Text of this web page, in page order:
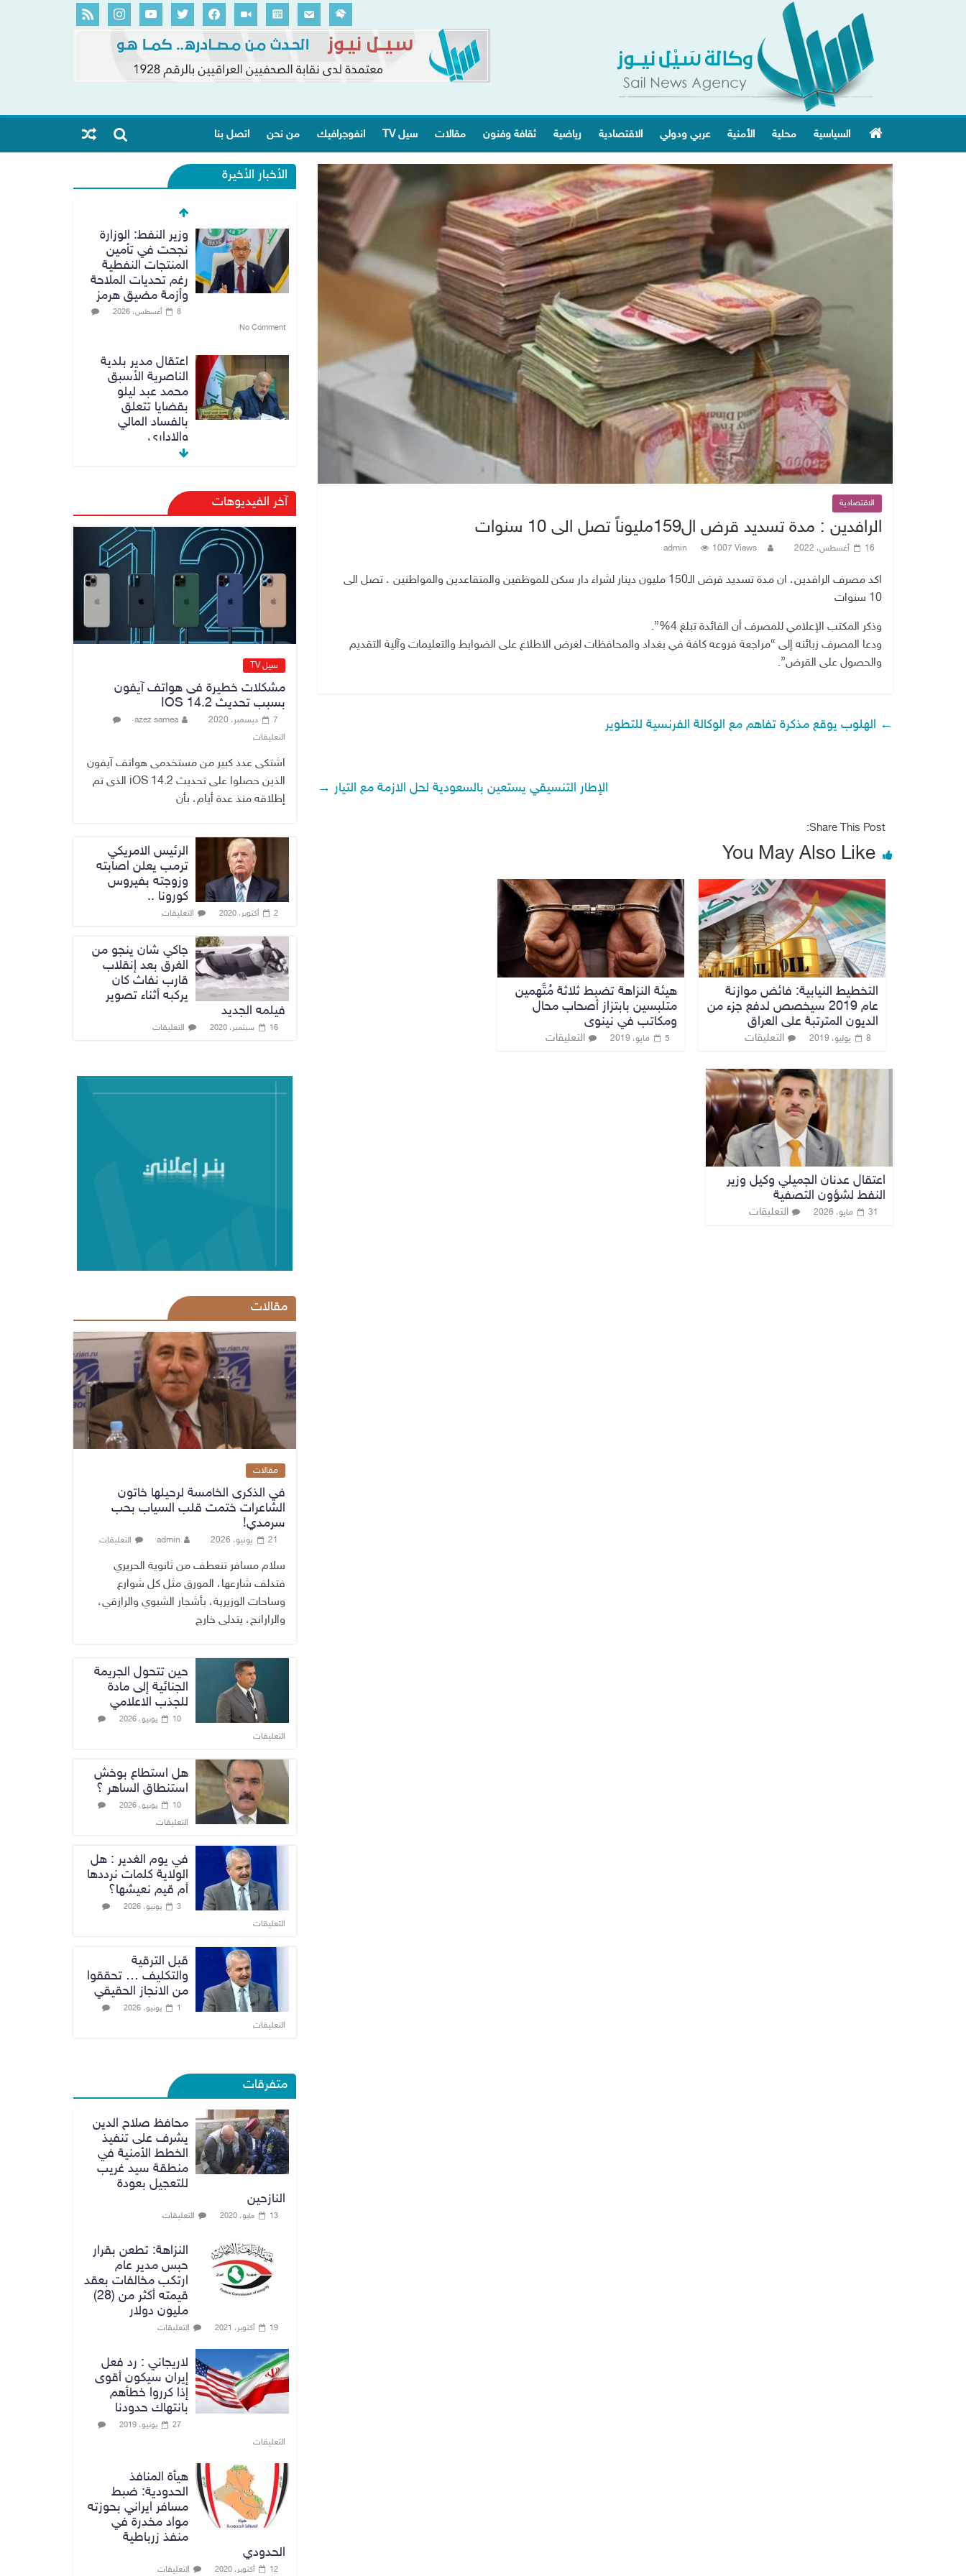
السياسية محلية الأمنية عربي ودولي الاقتصادية رياضية ثقافة وفنون مقالات سيل TV انفوجرافيك من نحن اتصل بنا
الاقتصادية
الرافدين : مدة تسديد قرض ال159مليوناً تصل الى 10 سنوات
16 أغسطس، 2022 admin 1007 Views
اكد مصرف الرافدين، ان مدة تسديد قرض الـ150 مليون دينار لشراء دار سكن للموظفين والمتقاعدين والمواطنين ، تصل الى
10 سنوات
وذكر المكتب الإعلامي للمصرف أن الفائدة تبلغ 4%”.
ودعا المصرف زبائنه إلى “مراجعة فروعه كافة في بغداد والمحافظات لغرض الاطلاع على الضوابط والتعليمات وآلية التقديم
والحصول على القرض”.
← الهلوب يوقع مذكرة تفاهم مع الوكالة الفرنسية للتطوير
الإطار التنسيقي يستعين بالسعودية لحل الازمة مع التيار →
Share This Post:
You May Also Like
التخطيط النيابية: فائض موازنة
عام 2019 سيخصص لدفع جزء من
الديون المترتبة على العراق
8 يوليو، 2019 التعليقات
هيئة النزاهة تضبط ثلاثة مُتَّهمين
متلبسين بابتزاز أصحاب محال
ومكاتب في نينوى
5 مايو، 2019 التعليقات
اعتقال عدنان الجميلي وكيل وزير
النفط لشؤون التصفية
31 مايو، 2026 التعليقات
الأخبار الأخيرة
وزير النفط: الوزارة
نجحت في تأمين
المنتجات النفطية
رغم تحديات الملاحة
وأزمة مضيق هرمز
8 أغسطس، 2026
No Comment
اعتقال مدير بلدية
الناصرية الأسبق
محمد عبد ليلو
بقضايا تتعلق
بالفساد المالي
والاداري
No Comment
النزاهة تنفي مداهمة
منزل شقيق رئيس
وزراء سابق في
الكاظمية
8 أغسطس، 2026
No Comment
رئيس حكومة إقليم
بارزاني ينفي ما يشاع
عن وجود عسكري
8 أغسطس، 2026 No Comment
الدخيل يتابع ميدانياً
الاستراتيجية
بالموصل ويشدد
على ضرورة إنجازها
آخر الفيديوهات
سيل TV
مشكلات خطيرة فى هواتف آيفون
بسبب تحديث IOS 14.2
7 ديسمبر، 2020
azez samea
التعليقات
اشتكى عدد كبير من مستخدمى هواتف آيفون
الذين حصلوا على تحديث iOS 14.2 الذى تم
إطلاقه منذ عدة أيام، بأن
الرئيس الامريكي
ترمب يعلن اصابته
وزوجته بفيروس
كورونا ..
2 أكتوبر، 2020 التعليقات
جاكي شان ينجو من
الغرق بعد إنقلاب
قارب نفاث كان
يركبه أثناء تصوير
فيلمه الجديد
16 سبتمبر، 2020 التعليقات
مقالات
مقالات
في الذكرى الخامسة لرحيلها خاتون
الشاعرات ختمت قلب السياب بحب
سرمدي!
21 يونيو، 2026 admin التعليقات
سلام مسافر تنعطف من ثانوية الحريري
فتدلف شارعها، المورق مثل كل شوارع
وساحات الوزيرية، بأشجار الشبوي والرازقي،
والرارانج، يتدلى خارج
حين تتحول الجريمة
الجنائية إلى مادة
للجذب الاعلامي
10 يونيو، 2026
التعليقات
هل استطاع بوخش
استنطاق الساهر ؟
10 يونيو، 2026
التعليقات
في يوم الغدير : هل
الولاية كلمات نرددها
أم قيم نعيشها؟
3 يونيو، 2026
التعليقات
قبل الترقية
والتكليف … تحققوا
من الانجاز الحقيقي
1 يونيو، 2026
التعليقات
متفرقات
محافظ صلاح الدين
يشرف على تنفيذ
الخطط الأمنية في
منطقة سيد غريب
للتعجيل بعودة
النازحين
13 مايو، 2020 التعليقات
النزاهة: تطعن بقرار
حبس مدير عام
ارتكب مخالفات بعقد
قيمته أكثر من (28)
مليون دولار
19 أكتوبر، 2021 التعليقات
لاريجاني : رد فعل
إيران سيكون أقوى
إذا كرروا خطأهم
بانتهاك حدودنا
27 يونيو، 2019
التعليقات
هيأة المنافذ
الحدودية: ضبط
مسافر ايراني بحوزته
مواد مخدرة في
منفذ زرباطية
الحدودي
12 أكتوبر، 2020 التعليقات